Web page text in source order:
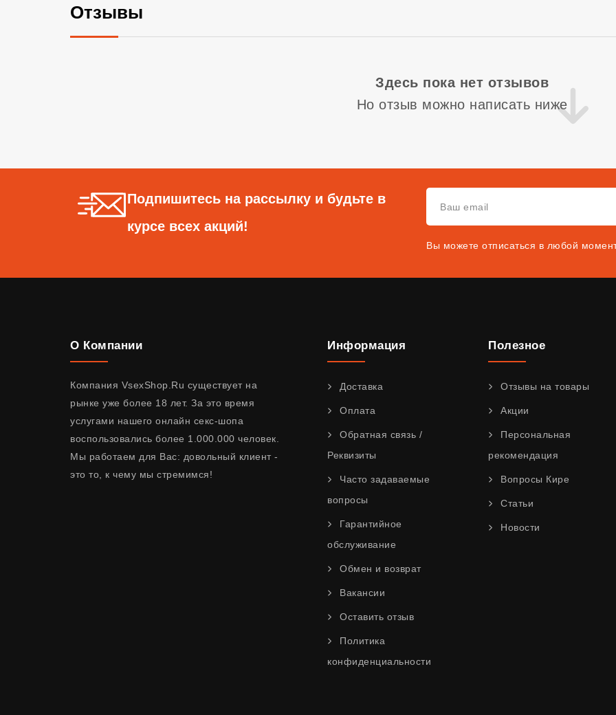
Отзывы
Здесь пока нет отзывов
Но отзыв можно написать ниже
Подпишитесь на рассылку и будьте в
курсе всех акций!
Вы можете отписаться в любой
О Компании
Компания VsexShop.Ru существует на
рынке уже более 18 лет. За это время
услугами нашего онлайн секс-шопа
воспользовались более 1.000.000 человек.
Мы работаем для Вас: довольный клиент -
это то, к чему мы стремимся!
Информация
Доставка
Оплата
Обратная связь /
Реквизиты
Часто задаваемые
вопросы
Гарантийное
обслуживание
Обмен и возврат
Вакансии
Оставить отзыв
Политика
конфиденциальности
Полезное
Отзывы на товары
Акции
Персональная
рекомендация
Вопросы Кире
Статьи
Новости